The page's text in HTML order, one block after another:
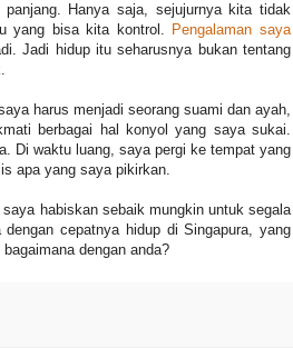
Hanya saja, sejujurnya kita tidak
yang bisa kita kontrol. Pengalaman saya
Jadi hidup itu seharusnya bukan tentang
harus menjadi seorang suami dan ayah,
berbagai hal konyol yang saya sukai.
Di waktu luang, saya pergi ke tempat yang
apa yang saya pikirkan.
habiskan sebaik mungkin untuk segala
cepatnya hidup di Singapura, yang
dengan anda?